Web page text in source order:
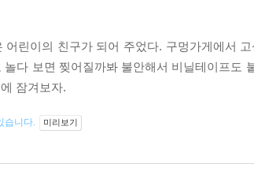
어린이의 친구가 되어 주었다. 구멍가게에서
다 보면 찢어질까봐 불안해서 비닐테이프도
잠겨보자.
습니다. 미리보기